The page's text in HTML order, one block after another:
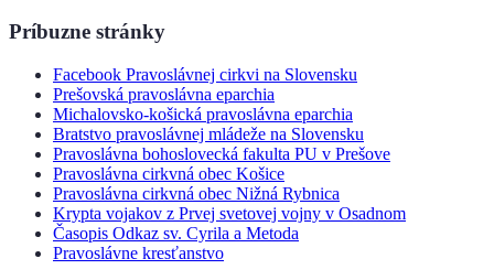
Príbuzne stránky
Facebook Pravoslávnej cirkvi na Slovensku
Prešovská pravoslávna eparchia
Michalovsko-košická pravoslávna eparchia
Bratstvo pravoslávnej mládeže na Slovensku
Pravoslávna bohoslovecká fakulta PU v Prešove
Pravoslávna cirkvná obec Košice
Pravoslávna cirkvná obec Nižná Rybnica
Krypta vojakov z Prvej svetovej vojny v Osadnom
Časopis Odkaz sv. Cyrila a Metoda
Pravoslávne kresťanstvo